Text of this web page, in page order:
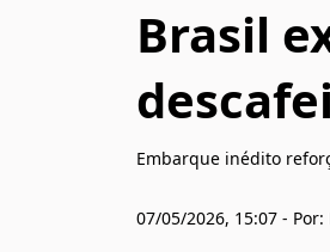
Brasil
Embarque inédito
07/05/2026, 15:07 -